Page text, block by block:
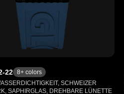
22 8+ colors
SCHWEIZER
SAPHIRGLAS, DREHBARE LÜNETTE